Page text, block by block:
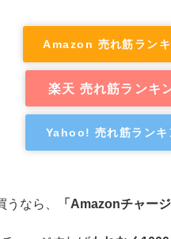
Amazon 売れ筋ランキ
楽天 売れ筋ランキ
Yahoo! 売れ筋ランキ
なら、 「Amazonチャー